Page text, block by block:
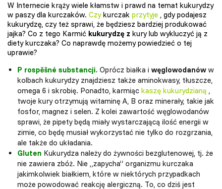
W Internecie krąży wiele kłamstw i prawd na temat kukurydzy
w paszy dla kurczaków. Czykurczak przytyje , gdy podajesz
kukurydzę, czy też sprawi, że będziesz bardziej produkować
jajka? Co z tego Karmić kukurydzę z kury lub wykluczyć ją z
diety kurczaka? Co naprawdę możemy powiedzieć o tej
uprawie?
P rospěšné substancji. Oprócz białka i węglowodanów w
kolbach kukurydzy znajdziesz także aminokwasy, tłuszcze,
omega 6 i skrobię. Ponadto, karmiąc kaszę kukurydzianą ,
twoje kury otrzymują witaminę A, B oraz minerały, takie jak
fosfor, magnez i selen. Z kolei zawartość węglowodanów
sprawi, że pipety będą miały wystarczającą ilość energii w
zimie, co będę musiał wykorzystać nie tylko do rozgrzania,
ale także do układania.
Gluten Kukurydza należy do żywności bezglutenowej, tj. że
nie zawiera zbóż. Nie „zapycha” organizmu kurczaka
jakimkolwiek białkiem, które w niektórych przypadkach
może powodować reakcję alergiczną. To, co dziś jest